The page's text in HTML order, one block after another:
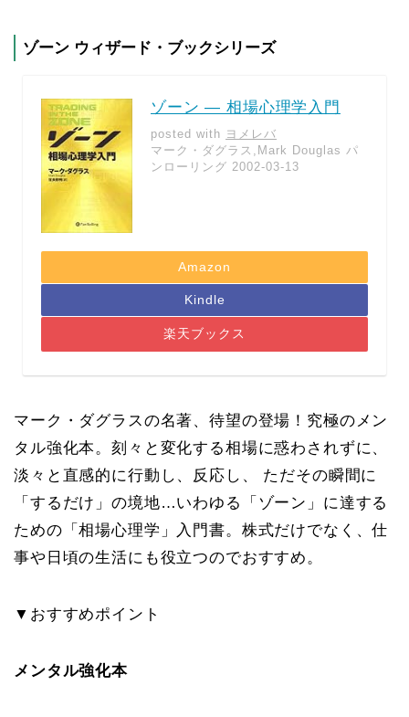
ゾーン ウィザード・ブックシリーズ
ゾーン — 相場心理学入門
posted with ヨメレバ
マーク・ダグラス,Mark Douglas パ
ンローリング 2002-03-13
Amazon
Kindle
楽天ブックス
マーク・ダグラスの名著、待望の登場！究極のメン
タル強化本。刻々と変化する相場に惑わされずに、
淡々と直感的に行動し、反応し、 ただその瞬間に
「するだけ」の境地…いわゆる「ゾーン」に達する
ための「相場心理学」入門書。株式だけでなく、仕
事や日頃の生活にも役立つのでおすすめ。
▼おすすめポイント
メンタル強化本